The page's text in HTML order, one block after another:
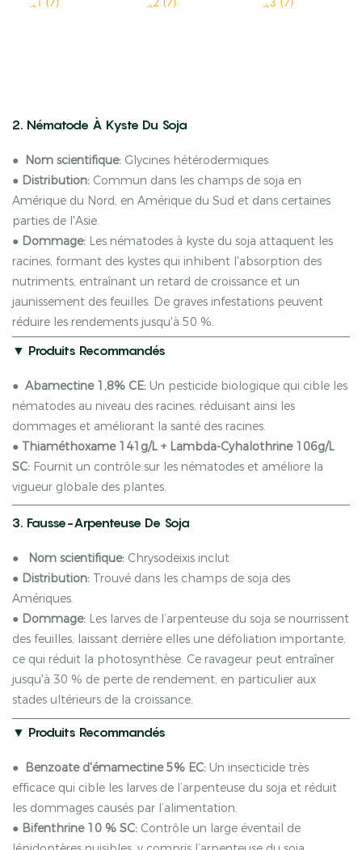
2. Nématode À Kyste Du Soja
● Nom scientifique: Glycines hétérodermiques
● Distribution: Commun dans les champs de soja en
Amérique du Nord, en Amérique du Sud et dans certaines
parties de l'Asie.
● Dommage: Les nématodes à kyste du soja attaquent les
racines, formant des kystes qui inhibent l'absorption des
nutriments, entraînant un retard de croissance et un
jaunissement des feuilles. De graves infestations peuvent
réduire les rendements jusqu'à 50 %.
▼ Produits Recommandés
● Abamectine 1,8% CE: Un pesticide biologique qui cible les
nématodes au niveau des racines, réduisant ainsi les
dommages et améliorant la santé des racines.
● Thiaméthoxame 141g/L + Lambda-Cyhalothrine 106g/L
SC: Fournit un contrôle sur les nématodes et améliore la
vigueur globale des plantes.
3. Fausse-Arpenteuse De Soja
● Nom scientifique: Chrysodeixis inclut
● Distribution: Trouvé dans les champs de soja des
Amériques.
● Dommage: Les larves de l’arpenteuse du soja se nourrissent
des feuilles, laissant derrière elles une défoliation importante,
ce qui réduit la photosynthèse. Ce ravageur peut entraîner
jusqu'à 30 % de perte de rendement, en particulier aux
stades ultérieurs de la croissance.
▼ Produits Recommandés
● Benzoate d'émamectine 5% EC: Un insecticide très
efficace qui cible les larves de l’arpenteuse du soja et réduit
les dommages causés par l’alimentation.
● Bifenthrine 10 % SC: Contrôle un large éventail de